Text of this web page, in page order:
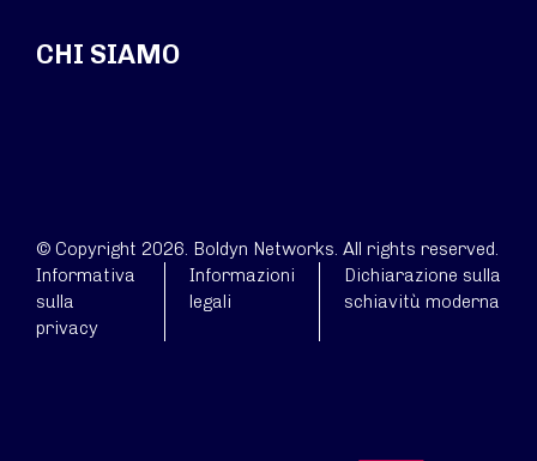
CHI SIAMO
© Copyright 2026. Boldyn Networks. All rights reserved.
Informativa
sulla
privacy
Informazioni
legali
Dichiarazione sulla
schiavitù moderna